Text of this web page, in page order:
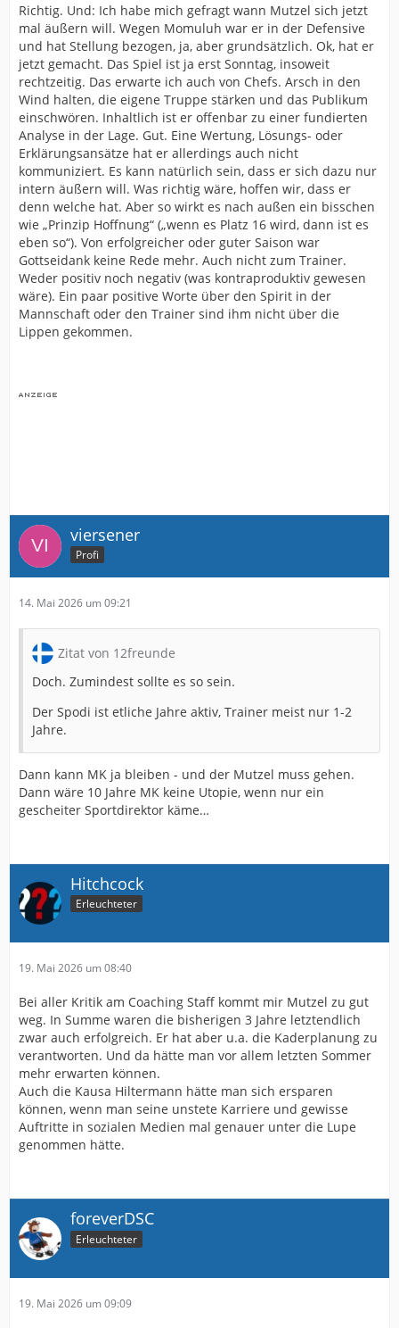
Richtig. Und: Ich habe mich gefragt wann Mutzel sich jetzt
mal äußern will. Wegen Momuluh war er in der Defensive
und hat Stellung bezogen, ja, aber grundsätzlich. Ok, hat er
jetzt gemacht. Das Spiel ist ja erst Sonntag, insoweit
rechtzeitig. Das erwarte ich auch von Chefs. Arsch in den
Wind halten, die eigene Truppe stärken und das Publikum
einschwören. Inhaltlich ist er offenbar zu einer fundierten
Analyse in der Lage. Gut. Eine Wertung, Lösungs- oder
Erklärungsansätze hat er allerdings auch nicht
kommuniziert. Es kann natürlich sein, dass er sich dazu nur
intern äußern will. Was richtig wäre, hoffen wir, dass er
denn welche hat. Aber so wirkt es nach außen ein bisschen
wie „Prinzip Hoffnung“ („wenn es Platz 16 wird, dann ist es
eben so“). Von erfolgreicher oder guter Saison war
Gottseidank keine Rede mehr. Auch nicht zum Trainer.
Weder positiv noch negativ (was kontraproduktiv gewesen
wäre). Ein paar positive Worte über den Spirit in der
Mannschaft oder den Trainer sind ihm nicht über die
Lippen gekommen.
viersener
Profi
14. Mai 2026 um 09:21
Zitat von 12freunde
Doch. Zumindest sollte es so sein.
Der Spodi ist etliche Jahre aktiv, Trainer meist nur 1-2
Jahre.
Dann kann MK ja bleiben - und der Mutzel muss gehen.
Dann wäre 10 Jahre MK keine Utopie, wenn nur ein
gescheiter Sportdirektor käme…
Hitchcock
Erleuchteter
19. Mai 2026 um 08:40
Bei aller Kritik am Coaching Staff kommt mir Mutzel zu gut
weg. In Summe waren die bisherigen 3 Jahre letztendlich
zwar auch erfolgreich. Er hat aber u.a. die Kaderplanung zu
verantworten. Und da hätte man vor allem letzten Sommer
mehr erwarten können.
Auch die Kausa Hiltermann hätte man sich ersparen
können, wenn man seine unstete Karriere und gewisse
Auftritte in sozialen Medien mal genauer unter die Lupe
genommen hätte.
foreverDSC
Erleuchteter
19. Mai 2026 um 09:09